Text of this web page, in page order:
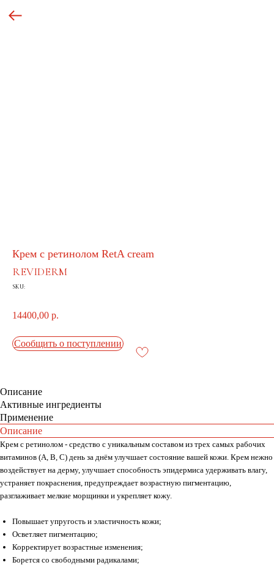
Крем с ретинолом RetA cream
REVIDERM
SKU:
14400,00 р.
Сообщить о поступлении
Описание
Активные ингредиенты
Применение
Описание
Крем с ретинолом - средство с уникальным составом из трех самых рабочих
витаминов (А, В, С) день за днём улучшает состояние вашей кожи. Крем нежно
воздействует на дерму, улучшает способность эпидермиса удерживать влагу,
устраняет покраснения, предупреждает возрастную пигментацию,
разглаживает мелкие морщинки и укрепляет кожу.
Повышает упругость и эластичность кожи;
Осветляет пигментацию;
Корректирует возрастные изменения;
Борется со свободными радикалами;